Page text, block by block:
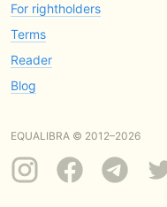
For rightholders
Terms
Reader
Blog
EQUALIBRA © 2012–2026